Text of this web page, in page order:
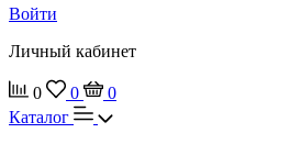
Войти
Личный кабинет
0 0
0
Каталог